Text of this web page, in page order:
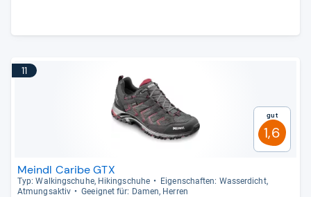
11
Gut
1,6
Meindl Caribe GTX
Typ: Wal­kingschuhe, Hikingschuhe
Eigen­schaf­ten: Was­ser­dicht,
Atmungs­ak­tiv
Geeig­net für: Damen, Her­ren